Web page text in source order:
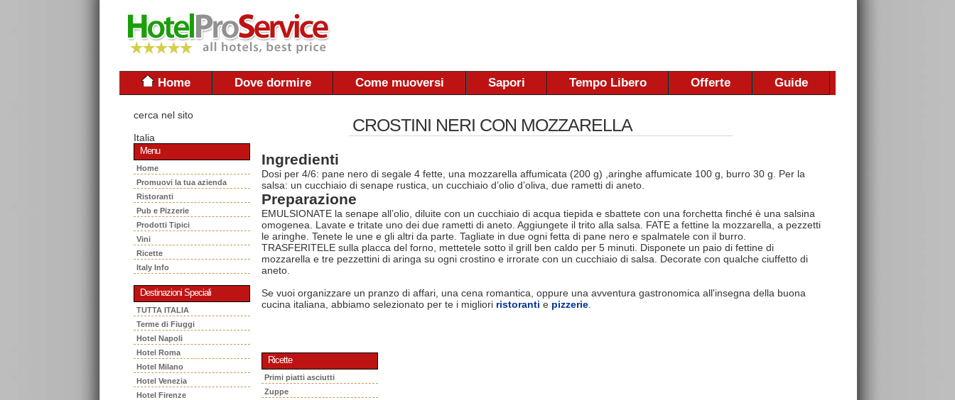
Home Dove dormire Come muoversi Sapori Tempo Libero Offerte Guide
cerca nel sito
Italia
Menu
Home
Promuovi la tua azienda
Ristoranti
Pub e Pizzerie
Prodotti Tipici
Vini
Ricette
Italy Info
Destinazioni Speciali
TUTTA ITALIA
Terme di Fiuggi
Hotel Napoli
Hotel Roma
Hotel Milano
Hotel Venezia
Hotel Firenze
CROSTINI NERI CON MOZZARELLA
Ingredienti
Dosi per 4/6: pane nero di segale 4 fette, una mozzarella affumicata (200 g) ,aringhe affumicate 100 g, burro 30 g. Per la
salsa: un cucchiaio di senape rustica, un cucchiaio d’olio d’oliva, due rametti di aneto.
Preparazione
EMULSIONATE la senape all’olio, diluite con un cucchiaio di acqua tiepida e sbattete con una forchetta finché è una salsina
omogenea. Lavate e tritate uno dei due rametti di aneto. Aggiungete il trito alla salsa. FATE a fettine la mozzarella, a pezzetti
le aringhe. Tenete le une e gli altri da parte. Tagliate in due ogni fetta di pane nero e spalmatele con il burro.
TRASFERITELE sulla placca del forno, mettetele sotto il grill ben caldo per 5 minuti. Disponete un paio di fettine di
mozzarella e tre pezzettini di aringa su ogni crostino e irrorate con un cucchiaio di salsa. Decorate con qualche ciuffetto di
aneto.
Se vuoi organizzare un pranzo di affari, una cena romantica, oppure una avventura gastronomica all'insegna della buona
cucina italiana, abbiamo selezionato per te i migliori ristoranti e pizzerie
Ricette
Primi piatti asciutti
Zuppe